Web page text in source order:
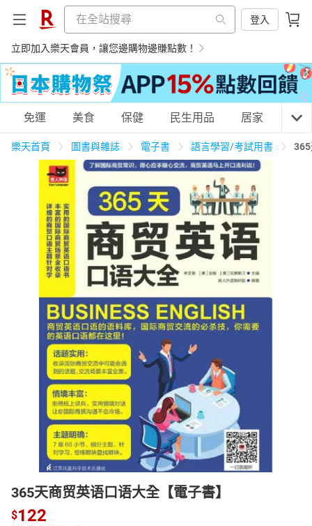
登入
立即加入樂天會員，讓您邊購物邊賺點數！
購物網分類
天天免運 美食蛋糕 養生保健 民生用品
居家生活 3C家電 運動休閒 親子玩具
女裝 男裝 化妝保養
日本購物 電子/紙本書
HOT
免運 美食 保健 民生用品 居家 3C
樂天首頁 圖書與雜誌 電子書 語言學習/考試用書
365天商贸英语口语大全【電子書】
$122